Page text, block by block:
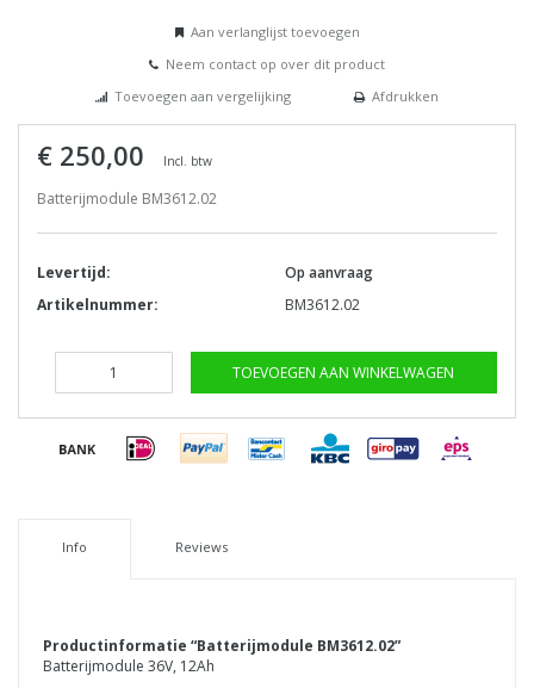
Aan verlanglijst toevoegen
Neem contact op over dit product
Toevoegen aan vergelijking
Afdrukken
€ 250,00 Incl. btw
Batterijmodule BM3612.02
Levertijd:
Op aanvraag
Artikelnummer:
BM3612.02
TOEVOEGEN AAN WINKELWAGEN
Info Reviews
Productinformatie “Batterijmodule BM3612.02”
Batterijmodule 36V, 12Ah